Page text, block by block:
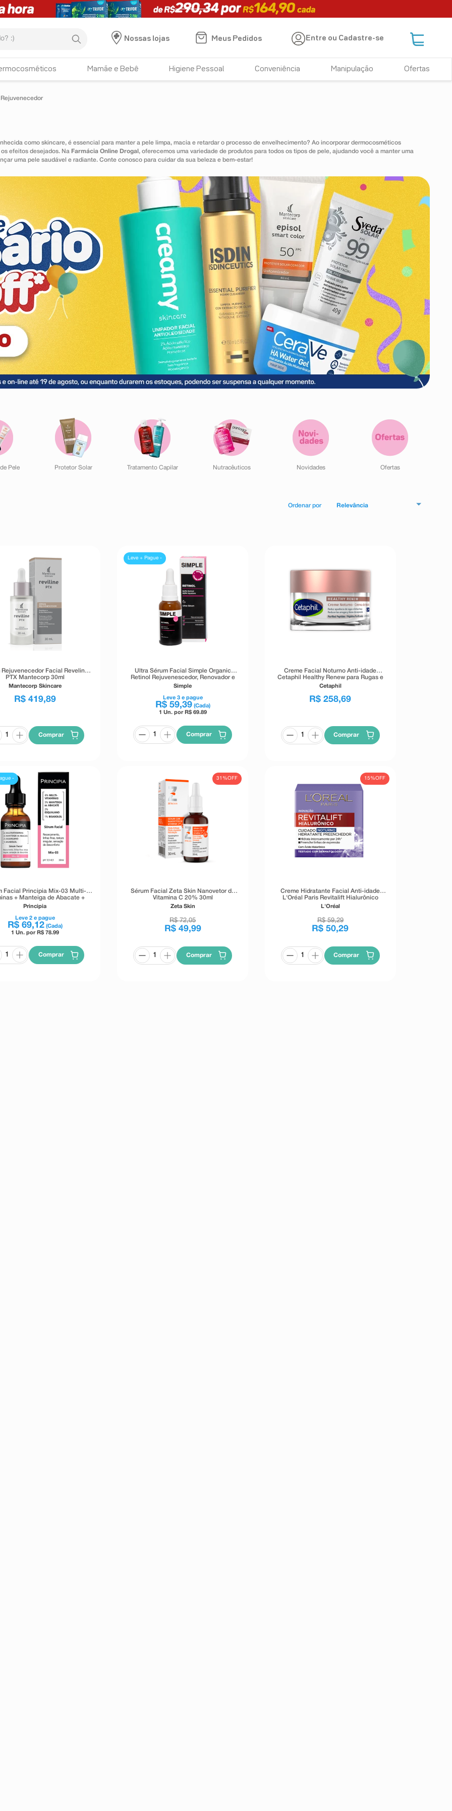
Nossas lojas
Meus Pedidos Entre ou Cadastre-se
Mamãe e Bebê Higiene Pessoal Conveniência Manipulação Ofertas
Rejuvenecedor
como skincare, é essencial para manter a pele limpa, macia e retardar o processo de envelhecimento? Ao incorporar dermocosméticos
efeitos desejados. Na Farmácia Online Drogal , oferecemos uma variedade de produtos para todos os tipos de pele, ajudando você a manter uma
uma pele saudável e radiante. Conte conosco para cuidar da sua beleza e bem-estar!
Pele Protetor Solar Tratamento Capilar Nutracêuticos Novidades Ofertas
Relevância
Rejuvenecedor Facial Reveline
PTX Mantecorp 30ml
Mantecorp Skincare
R$ 419,89
Comprar
Leve + Pague -
Ultra Sérum Facial Simple Organic
Retinol Rejuvenescedor, Renovador e
Hidratante 30ml
Simple
Leve 3e pague
R$ 59,39 (Cada)
1 Un. por R$ 69.89
Comprar
Creme Facial Noturno Anti-idade
Cetaphil Healthy Renew para Rugas e
Linhas Finas 50g
Cetaphil
R$ 258,69
Comprar
-
Facial Principia Mix-03 Multi-
+ Manteiga de Abacate +
+ Bisabolol 30ml
Principia
Leve 2e pague
R$ 69,12 (Cada)
1 Un. por R$ 78.99
Comprar
31%OFF
Sérum Facial Zeta Skin Nanovetor de
Vitamina C 20% 30ml
Zeta Skin
R$ 72,05
R$ 49,99
Comprar
15%OFF
Creme Hidratante Facial Anti-idade
L'Oréal Paris Revitalift Hialurônico
Noturno 49g
L'Oréal
R$ 59,29
R$ 50,29
Comprar